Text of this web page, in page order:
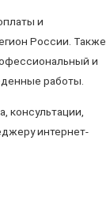
и
России. Также
и
работы.
консультации,
интернет-